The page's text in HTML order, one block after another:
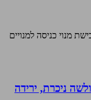
מנוי כניסה למנויים
בחולשה ניכרת, ירידה